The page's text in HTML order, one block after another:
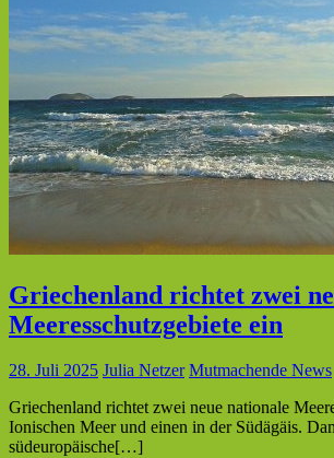
Griechenland richtet zwei
Meeresschutzgebiete ein
28. Juli 2025 Julia Netzer Mutmachende News
Griechenland richtet zwei neue nationale
Ionischen Meer und einen in der Südägäis.
südeuropäische[…]